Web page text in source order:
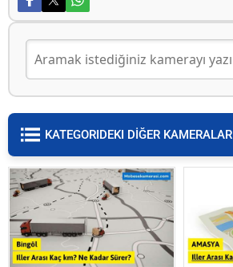
KATEGORIDEKI DİĞER KAMERALAR